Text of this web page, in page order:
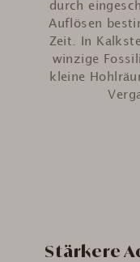
durch
Auflösen
Zeit. In
winzige
kleine
Stärkere